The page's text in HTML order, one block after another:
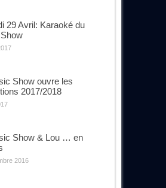
29 Avril: Karaoké du
Show ouvre les
2017/2018
Show & Lou … en
2016